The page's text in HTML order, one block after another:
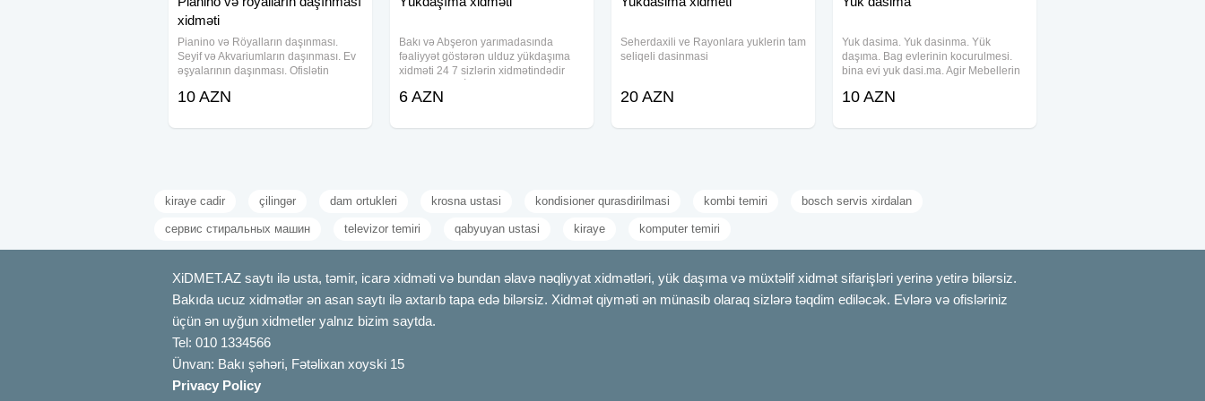
xidməti
Pianino və Röyalların daşınması.
Seyif və Akvariumların daşınması. Ev
əşyalarının daşınması. Ofislətin
yığılması. Maşın xidməti. Təcrübəli işçi
10 AZN
Bakı və Abşeron yarımadasında
fəaliyyət göstərən ulduz yükdaşıma
xidməti 24 7 sizlərin xidmətindədir
maşınları
6 AZN
Seherdaxili ve Rayonlara yuklerin tam
seliqeli dasinmasi
20 AZN
Yuk dasima. Yuk dasinma. Yük
daşıma. Bag evlerinin kocurulmesi.
bina evi yuk dasi.ma. Agir Mebellerin
Yuklerin dashinmasi. Yük
aparılması. Yuk
10 AZN
kiraye cadir çilingər dam ortukleri krosna ustasi kondisioner qurasdirilmasi kombi temiri bosch servis xirdalan
сервис стиральных машин televizor temiri qabyuyan ustasi kiraye komputer temiri
XiDMET.AZ saytı ilə usta, təmir, icarə xidməti və bundan əlavə nəqliyyat xidmətləri, yük daşıma və müxtəlif xidmət sifarişləri yerinə yetirə bilərsiz.
Bakıda ucuz xidmətlər ən asan saytı ilə axtarıb tapa edə bilərsiz. Xidmət qiyməti ən münasib olaraq sizlərə təqdim ediləcək. Evlərə və ofisləriniz
üçün ən uyğun xidmetler yalnız bizim saytda.
Tel: 010 1334566
Ünvan: Bakı şəhəri, Fətəlixan xoyski 15
Privacy Policy